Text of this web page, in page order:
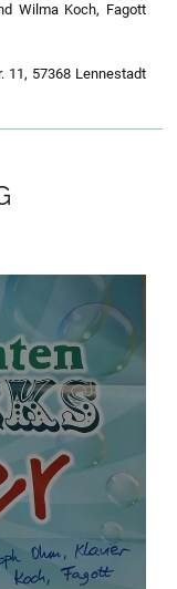
Wilma Koch, Fagott
11, 57368 Lennestadt